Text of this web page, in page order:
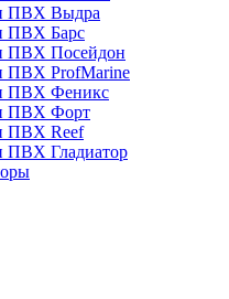
ПВХ Выдра
ПВХ Барс
ПВХ Посейдон
ПВХ ProfMarine
ПВХ Феникс
ПВХ Форт
ПВХ Reef
ПВХ Гладиатор